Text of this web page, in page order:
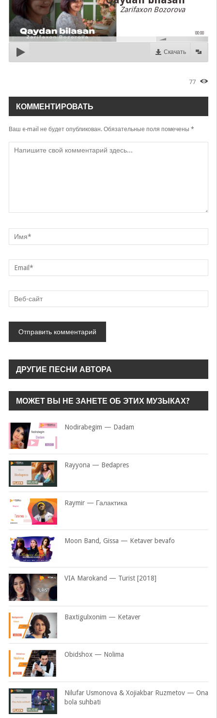
Zarifaxon Bozorova
00:00
Скачать
77
КОММЕНТИРОВАТЬ
Ваш e-mail не будет опубликован.Обязательные поля помечены *
ДРУГИЕ ПЕСНИ АВТОРА
МОЖЕТ ВЫ НЕ ЗАНЕТЕ ОБ ЭТИХ МУЗЫКАХ?
Nodirabegim — Dadam
Rayyona — Bedapres
Raymir — Галактика
Moon Band, Gissa — Ketaver bevafo
VIA Marokand — Turist [2018]
Baxtigulxonim — Ketaver
Obidshox — Nolima
Nilufar Usmonova & Xojiakbar Ruzmetov — Ona
bola suhbati